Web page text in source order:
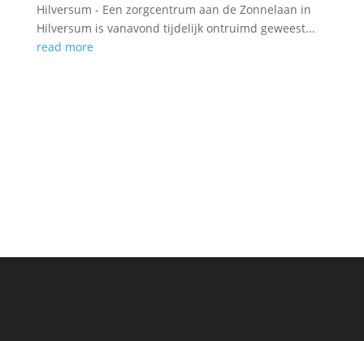
Hilversum - Een zorgcentrum aan de Zonnelaan in
Hilversum is vanavond tijdelijk ontruimd geweest...
read more